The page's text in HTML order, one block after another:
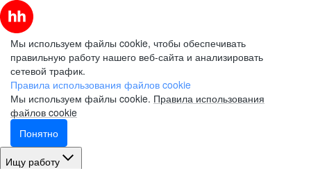
Мы используем файлы cookie, чтобы обеспечивать
правильную работу нашего веб-сайта и анализировать
сетевой трафик.
Правила использования файлов cookie
Мы используем файлы cookie. Правила использования
файлов cookie
Понятно
Ищу работу